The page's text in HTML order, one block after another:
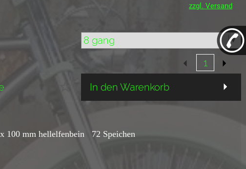
zzgl. Versand
In den Warenkorb
100 mm hellelfenbein 72 Speichen